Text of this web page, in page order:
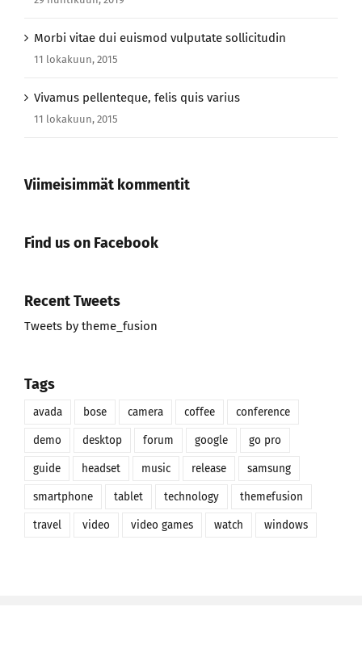
Morbi vitae dui euismod vulputate sollicitudin
11 lokakuun, 2015
Vivamus pellenteque, felis quis varius
11 lokakuun, 2015
Viimeisimmät kommentit
Find us on Facebook
Recent Tweets
Tweets by theme_fusion
Tags
avada bose camera coffee conference
demo desktop forum google go pro
guide headset music release samsung
smartphone tablet technology themefusion
travel video video games watch windows